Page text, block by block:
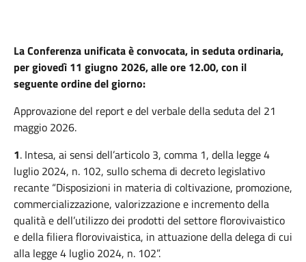
La Conferenza unificata è convocata, in seduta ordinaria,
per giovedì 11 giugno 2026, alle ore 12.00, con il
seguente ordine del giorno:
Approvazione del report e del verbale della seduta del 21
maggio 2026.
1. Intesa, ai sensi dell’articolo 3, comma 1, della legge 4
luglio 2024, n. 102, sullo schema di decreto legislativo
recante “Disposizioni in materia di coltivazione, promozione,
commercializzazione, valorizzazione e incremento della
qualità e dell’utilizzo dei prodotti del settore florovivaistico
e della filiera florovivaistica, in attuazione della delega di cui
alla legge 4 luglio 2024, n. 102”.